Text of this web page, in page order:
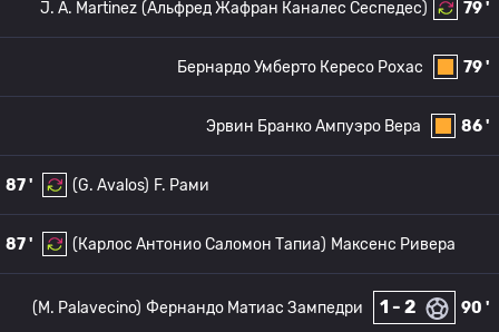
79 '
(Альфред Жафран Каналес Сеспедес)
J. A. Martinez
79 '
Бернардо Умберто Кересо Рохас
86 '
Эрвин Бранко Ампуэро Вера
87 ' (G. Avalos) F. Рами
87 ' (Карлос Антонио Саломон Тапиа) Максенс Ривера
90 '
1 - 2
Фернандо Матиас Зампедри
(M. Palavecino)